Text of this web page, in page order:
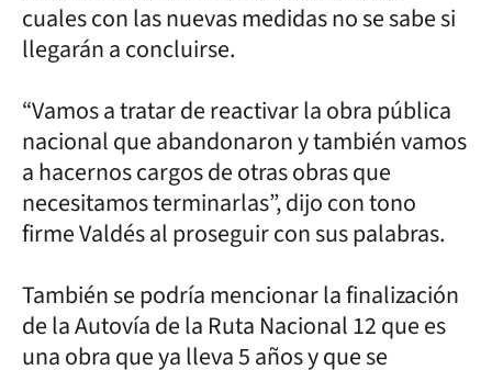
cuales con las nuevas medidas no se sabe si
llegarán a concluirse.
“Vamos a tratar de reactivar la obra pública
nacional que abandonaron y también vamos
a hacernos cargos de otras obras que
necesitamos terminarlas”, dijo con tono
firme Valdés al proseguir con sus palabras.
También se podría mencionar la finalización
de la Autovía de la Ruta Nacional 12 que es
una obra que ya lleva 5 años y que se